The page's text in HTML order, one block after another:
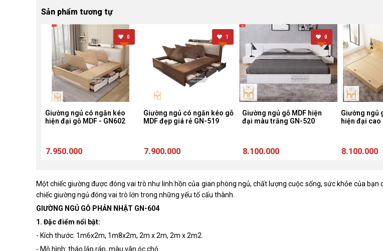
Sản phẩm tương tự
0
Giường ngủ có ngăn kéo
hiện đại gỗ MDF - GN602
7.950.000
1
Giường ngủ có ngăn kéo gỗ
MDF đẹp giá rẻ GN-519
7.900.000
0
Giường ngủ gỗ MDF hiện
đại màu trắng GN-520
8.100.000
Giường ngủ
hiện đại cao
8.100.000
Một chiếc giường được đóng vai trò như linh hồn của gian phòng ngủ, chất lượng cuộc sống, sức khỏe của
chiếc giường ngủ đóng vai trò lớn trong những yếu tố cấu thành.
GIƯỜNG NGỦ GỖ PHẢN NHẬT GN-604
1. Đặc điểm nổi bật:
- Kích thước: 1m6x2m, 1m8x2m, 2m x 2m, 2m x 2m2.
- Mô hình: tháo lắp ráp, màu vân óc chó